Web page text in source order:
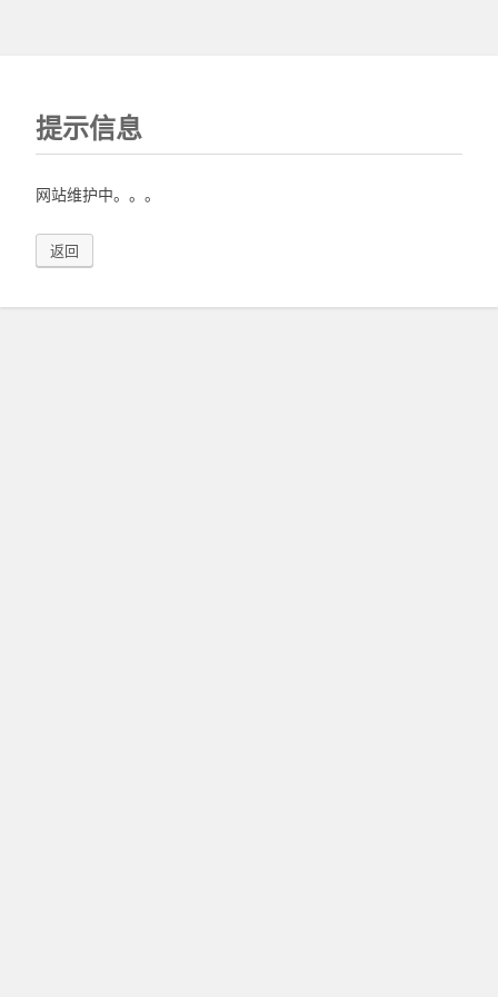
提示信息
网站维护中。。。
返回